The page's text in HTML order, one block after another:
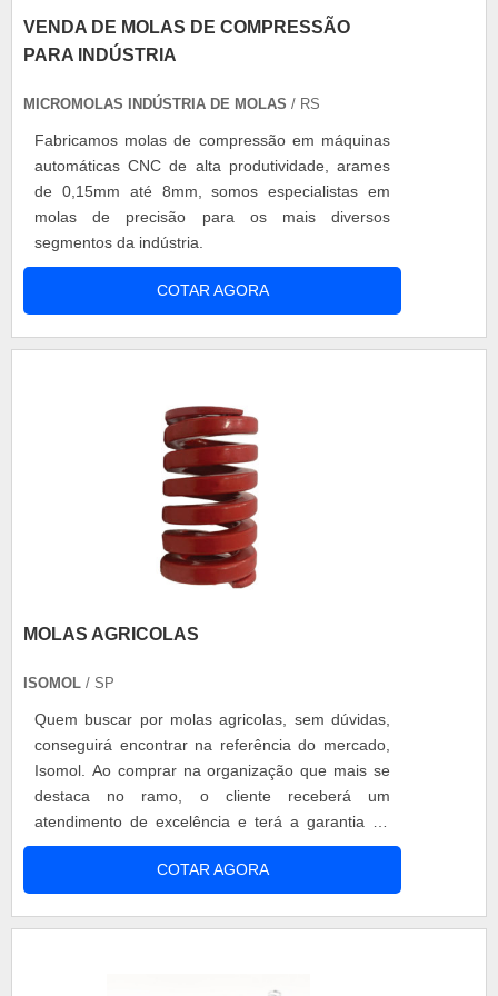
VENDA DE MOLAS DE COMPRESSÃO
PARA INDÚSTRIA
MICROMOLAS INDÚSTRIA DE MOLAS / RS
Fabricamos molas de compressão em máquinas
automáticas CNC de alta produtividade, arames
de 0,15mm até 8mm, somos especialistas em
molas de precisão para os mais diversos
segmentos da indústria.
COTAR AGORA
MOLAS AGRICOLAS
ISOMOL / SP
Quem buscar por molas agricolas, sem dúvidas,
conseguirá encontrar na referência do mercado,
Isomol. Ao comprar na organização que mais se
destaca no ramo, o cliente receberá um
atendimento de excelência e terá a garantia de
adquirir produtos que solucionem qualquer
demanda. Quando o quesito é molas agricolas, na
Isomol o cliente encontrará precisão e suporte
COTAR AGORA